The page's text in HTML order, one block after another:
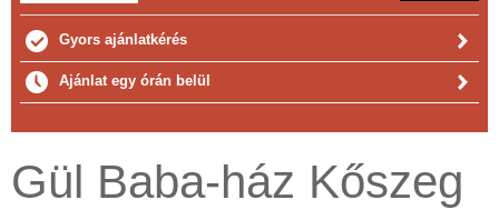
Gyors ajánlatkérés
Ajánlat egy órán belül
Gül Baba-ház Kőszeg